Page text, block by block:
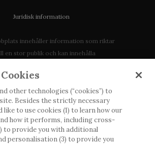
Juridisk information
innehåller information som riktar
en stor publik och kan innehålla
giltig i ditt land. Vänligen observera
tar något ansvar för information som
inte uppfyller någon gällande rättslig
registrering eller användning i
landet där du bor.
other technologies (“cookies”) to
Besides the strictly necessary
like to use cookies (1) to learn how our
how it performs, including cross-
to provide you with additional
personalisation (3) to provide you